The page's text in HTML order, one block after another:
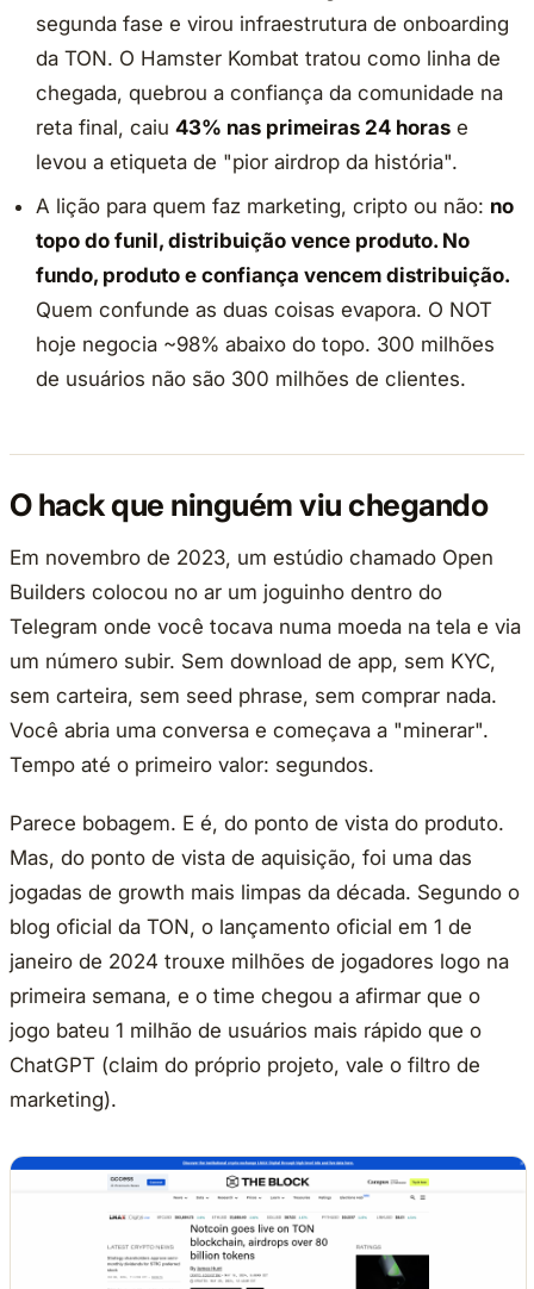
segunda fase e virou infraestrutura de onboarding
da TON. O Hamster Kombat tratou como linha de
chegada, quebrou a confiança da comunidade na
reta final, caiu43% nas primeiras 24 horas e
levou a etiqueta de "pior airdrop da história".
A lição para quem faz marketing, cripto ou não: no
topo do funil, distribuição vence produto. No
fundo, produto e confiança vencem distribuição.
Quem confunde as duas coisas evapora. O NOT
hoje negocia ~98% abaixo do topo. 300 milhões
de usuários não são 300 milhões de clientes.
O hack que ninguém viu chegando
Em novembro de 2023, um estúdio chamado Open
Builders colocou no ar um joguinho dentro do
Telegram onde você tocava numa moeda na tela e via
um número subir. Sem download de app, sem KYC,
sem carteira, sem seed phrase, sem comprar nada.
Você abria uma conversa e começava a "minerar".
Tempo até o primeiro valor: segundos.
Parece bobagem. E é, do ponto de vista do produto.
Mas, do ponto de vista de aquisição, foi uma das
jogadas de growth mais limpas da década. Segundo o
blog oficial da TON, o lançamento oficial em 1 de
janeiro de 2024 trouxe milhões de jogadores logo na
primeira semana, e o time chegou a afirmar que o
jogo bateu 1 milhão de usuários mais rápido que o
ChatGPT (claim do próprio projeto, vale o filtro de
marketing).